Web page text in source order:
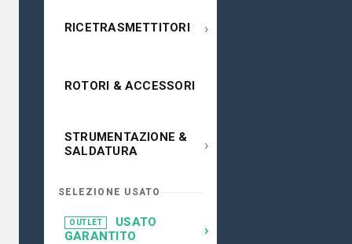
RICETRASMETTITORI ›
ROTORI & ACCESSORI
STRUMENTAZIONE &
SALDATURA
›
SELEZIONE USATO
OUTLET
USATO
GARANTITO
›